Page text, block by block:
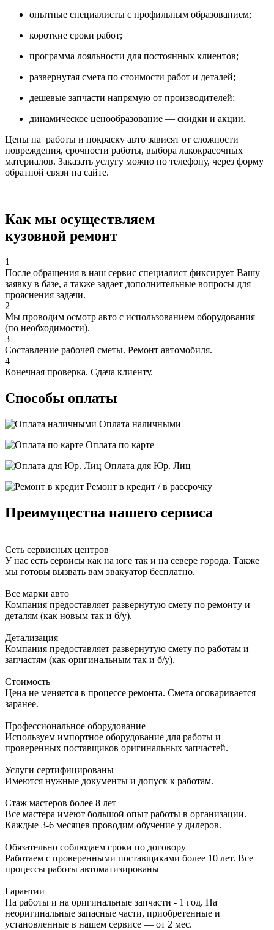
опытные специалисты с профильным образованием;
короткие сроки работ;
программа лояльности для постоянных клиентов;
развернутая смета по стоимости работ и деталей;
дешевые запчасти напрямую от производителей;
динамическое ценообразование — скидки и акции.
Цены на работы и покраску авто зависят от сложности
повреждения, срочности работы, выбора лакокрасочных
материалов. Заказать услугу можно по телефону, через форму
обратной связи на сайте.
Как мы осуществляем
кузовной ремонт
1
После обращения в наш сервис специалист фиксирует Вашу
заявку в базе, а также задает дополнительные вопросы для
прояснения задачи.
2
Мы проводим осмотр авто с использованием оборудования
(по необходимости).
3
Составление рабочей сметы. Ремонт автомобиля.
4
Конечная проверка. Сдача клиенту.
Способы оплаты
Оплата наличными
Оплата по карте
Оплата для Юр. Лиц
Ремонт в кредит / в рассрочку
Преимущества нашего сервиса
Сеть сервисных центров
У нас есть сервисы как на юге так и на севере города. Также
мы готовы вызвать вам эвакуатор бесплатно.
Все марки авто
Компания предоставляет развернутую смету по ремонту и
деталям (как новым так и б/у).
Детализация
Компания предоставляет развернутую смету по работам и
запчастям (как оригинальным так и б/у).
Стоимость
Цена не меняется в процессе ремонта. Смета оговаривается
заранее.
Профессиональное оборудование
Используем импортное оборудование для работы и
проверенных поставщиков оригинальных запчастей.
Услуги сертифицированы
Имеются нужные документы и допуск к работам.
Стаж мастеров более 8 лет
Все мастера имеют большой опыт работы в организации.
Каждые 3-6 месяцев проводим обучение у дилеров.
Обязательно соблюдаем сроки по договору
Работаем с проверенными поставщиками более 10 лет. Все
процессы работы автоматизированы
Гарантии
На работы и на оригинальные запчасти - 1 год. На
неоригинальные запасные части, приобретенные и
установленные в нашем сервисе — от 2 мес.